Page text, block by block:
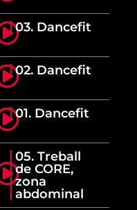
03. Dancefit
02. Dancefit
01. Dancefit
05. Treball
de CORE,
zona
abdominal